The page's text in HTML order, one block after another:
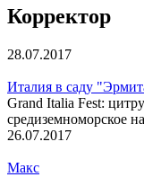
Корректор
28.07.2017
Италия в саду
Grand Italia Fest:
средиземноморское
26.07.2017
Макс